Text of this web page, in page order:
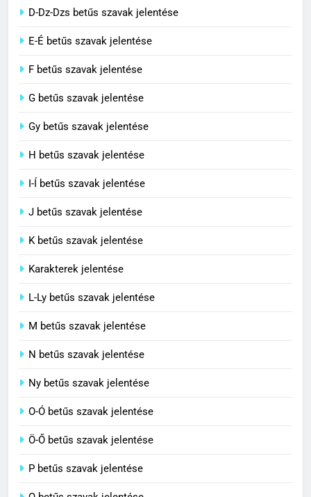
3
4
Contemporary jelentése
5
Célkitűzés jelentése
C BETŰS SZAVAK JELENTÉSE
C BETŰS SZAVAK JELENTÉSE
8
Centenárium jelentése
D-Dz-Dzs betűs szavak jelentése
E-É betűs szavak jelentése
F betűs szavak jelentése
G betűs szavak jelentése
Gy betűs szavak jelentése
H betűs szavak jelentése
I-Í betűs szavak jelentése
J betűs szavak jelentése
K betűs szavak jelentése
Karakterek jelentése
L-Ly betűs szavak jelentése
M betűs szavak jelentése
N betűs szavak jelentése
Ny betűs szavak jelentése
O-Ó betűs szavak jelentése
Ö-Ő betűs szavak jelentése
P betűs szavak jelentése